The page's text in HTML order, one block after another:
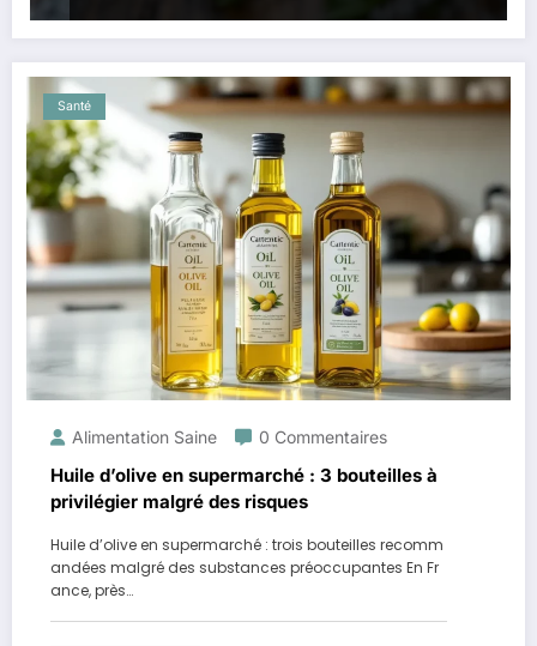
Santé
Alimentation Saine 0 Commentaires
Huile d’olive en supermarché : 3 bouteilles à
privilégier malgré des risques
Huile d’olive en supermarché : trois bouteilles recomm
andées malgré des substances préoccupantes En Fr
ance, près…